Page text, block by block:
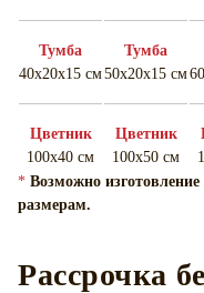
Тумба
40х20х15 см
Цветник
100х40 см
Тумба
50х20х15 см
Цветник
100х50 см
* Возможно
размерам.
Рассрочка